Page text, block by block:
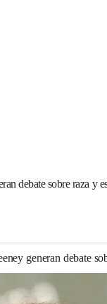
debate sobre raza y
generan debate